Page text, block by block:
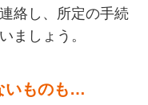
絡し、所定の手続
ましょう。
いものも…